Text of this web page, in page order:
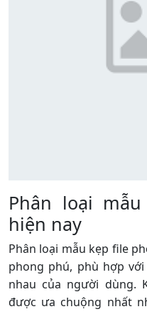
Phân loại
hiện nay
Phân loại mẫu kẹp file
phong phú, phù hợp
nhau của người dùng.
được ưa chuộng nhất